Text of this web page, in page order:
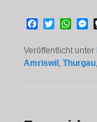
Facebook
Twitter
Veröffentlicht unter
Amriswil ,Thurgau